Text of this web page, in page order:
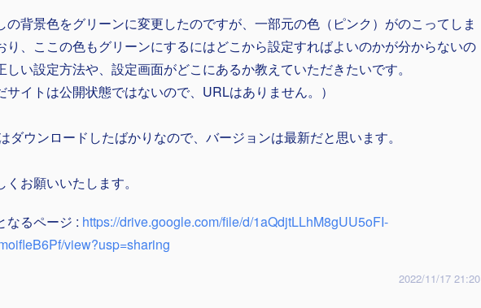
の背景色をグリーンに変更したのですが、一部元の色（ピンク）がのこってしま
り、ここの色もグリーンにするにはどこから設定すればよいのかが分からないの
しい設定方法や、設定画面がどこにあるか教えていただきたいです。
サイトは公開状態ではないので、URLはありません。）
ダウンロードしたばかりなので、バージョンは最新だと思います。
くお願いいたします。
なるページ : https://drive.google.com/file/d/1aQdjtLLhM8gUU5oFI-
view?usp=sharing
2022/11/17 21:20